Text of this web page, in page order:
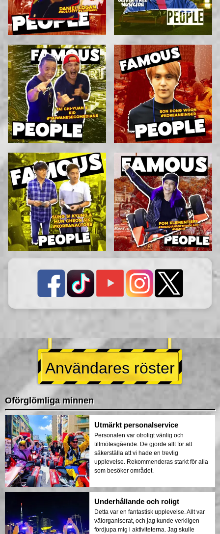
Användares röster
Oförglömliga minnen
Utmärkt personalservice
Personalen var otroligt vänlig och
tillmötesgående. De gjorde allt för att
säkerställa att vi hade en trevlig
upplevelse. Rekommenderas starkt för alla
som besöker området.
Underhållande och roligt
Detta var en fantastisk upplevelse. Allt var
välorganiserat, och jag kunde verkligen
fördjupa mig i aktiviteterna. Jag skulle